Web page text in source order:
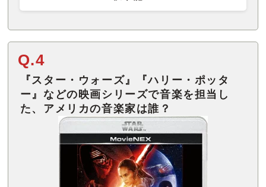
Q.4
『スター・ウォーズ』『ハリー・ポッタ
ー』などの映画シリーズで音楽を担当し